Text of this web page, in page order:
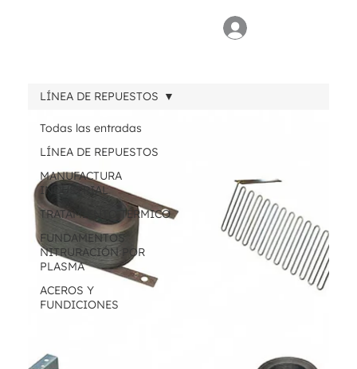
Todas las entradas
LÍNEA DE REPUESTOS
MANUFACTURA
INDUSTRIAL
TRATAMIENTO TÉRMICO
FUNDAMENTOS
NITRURACIÓN POR
PLASMA
ACEROS Y
FUNDICIONES
LÍNEA DE REPUESTOS